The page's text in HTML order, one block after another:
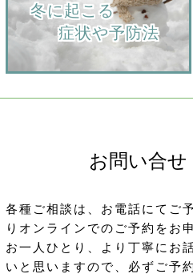
    冬に起こる
         症状や予防法
お問い合せ
各種ご相談は、お電話にてご
りオンラインでのご予約をお
お一人ひとり、より丁寧にお
いと思いますので、必ずご予